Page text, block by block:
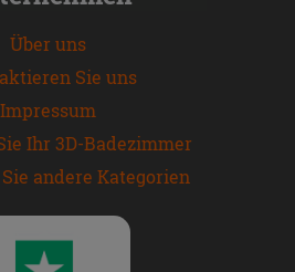
Über uns
Sie uns
Impressum
Ihr 3D-Badezimmer
andere Kategorien